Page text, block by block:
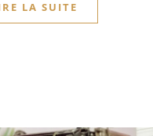
LA SUITE